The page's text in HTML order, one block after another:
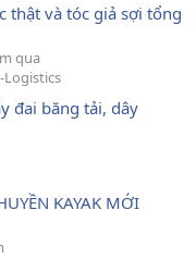
thật và tóc giả sợi tổng
qua
đai băng tải, dây
KAYAK MỚI